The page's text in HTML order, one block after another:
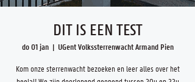
DIT IS EEN TEST
do 01 jan
  |
UGent Volkssterrenwacht Armand Pien
Kom onze sterrenwacht bezoeken en leer alles over het